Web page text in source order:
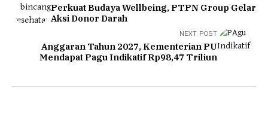
Perkuat Budaya Wellbeing, PTPN Group Gelar
Aksi Donor Darah
NEXT POST
Anggaran Tahun 2027, Kementerian PU
Mendapat Pagu Indikatif Rp98,47 Triliun